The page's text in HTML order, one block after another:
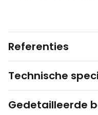
Referenties
Technische
Gedetailleerde